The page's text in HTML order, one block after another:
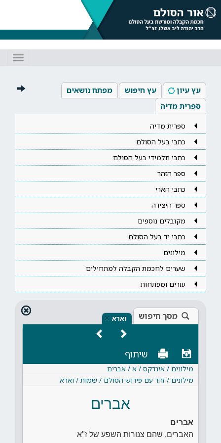
עץ עיון עץ חיפוש
מפתח נושאים
ספרית מדיה
ספרית מדיה
כתבי בעל הסולם
כתבי תלמידי בעל הסולם
ספר הזהר
כתבי הארי
ספר היצירה
מקובלים נוספים
כתבי יד בעל הסולם
מילונים
שערים לחכמת הקבלה למתחילים
עזרים ומפתחות
מסך חיפוש וארא ×
שיתוף
מילונים / אינדקס / א / אברים
מילונים / זהר עם פירוש הסולם / שמות / וארא
אברים
אברים
האברים, שהם צנורות השפע של ז"א